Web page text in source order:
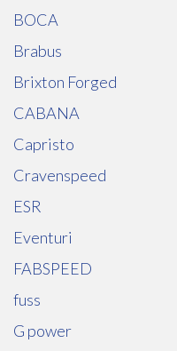
BOCA
Brabus
Brixton Forged
CABANA
Capristo
Cravenspeed
ESR
Eventuri
FABSPEED
fuss
G power